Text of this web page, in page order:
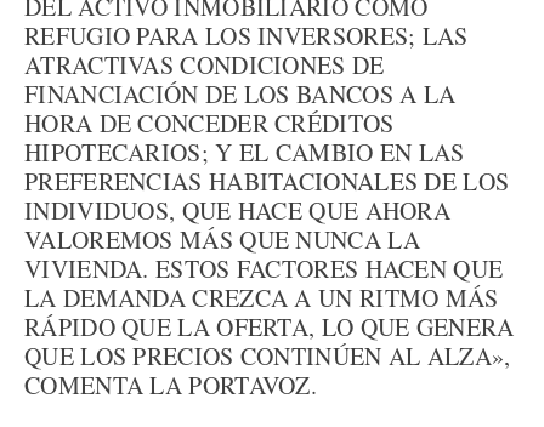
DEL ACTIVO INMOBILIARIO COMO
REFUGIO PARA LOS INVERSORES; LAS
ATRACTIVAS CONDICIONES DE
FINANCIACIÓN DE LOS BANCOS A LA
HORA DE CONCEDER CRÉDITOS
HIPOTECARIOS; Y EL CAMBIO EN LAS
PREFERENCIAS HABITACIONALES DE LOS
INDIVIDUOS, QUE HACE QUE AHORA
VALOREMOS MÁS QUE NUNCA LA
VIVIENDA. ESTOS FACTORES HACEN QUE
LA DEMANDA CREZCA A UN RITMO MÁS
RÁPIDO QUE LA OFERTA, LO QUE GENERA
QUE LOS PRECIOS CONTINÚEN AL ALZA»,
COMENTA LA PORTAVOZ.